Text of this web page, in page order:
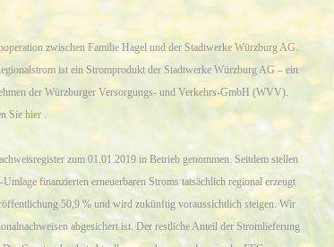
zwischen Familie Hagel und der Stadtwerke Würzburg AG.
ist ein Stromprodukt der Stadtwerke Würzburg AG – ein
der Würzburger Versorgungs- und Verkehrs-GmbH (WVV).
Siehier .
zum 01.01.2019 in Betrieb genommen. Seitdem stellen
finanzierten erneuerbaren Stroms tatsächlich regional erzeugt
50,9 % und wird zukünftig voraussichtlich steigen. Wir
abgesichert ist. Der restliche Anteil der Stromlieferung